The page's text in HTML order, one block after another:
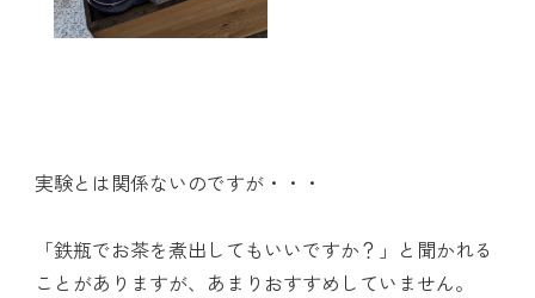
実験とは関係ないのですが・・・
「鉄瓶でお茶を煮出してもいいですか？」と聞かれる
ことがありますが、あまりおすすめしていません。